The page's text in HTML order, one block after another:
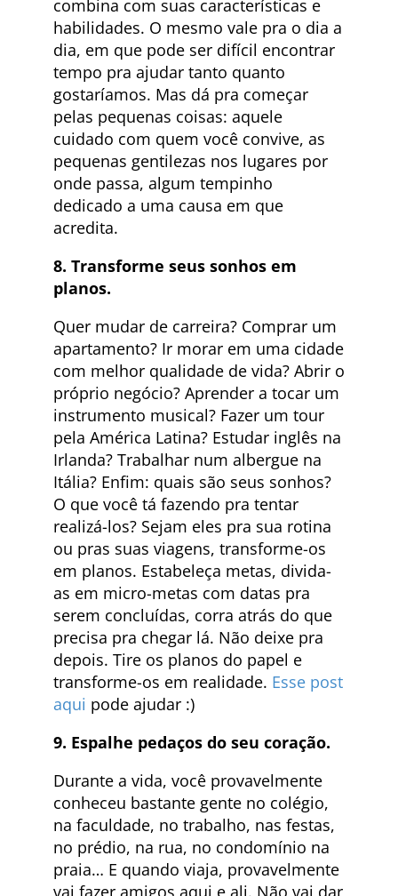
combina com suas características e
habilidades. O mesmo vale pra o dia a
dia, em que pode ser difícil encontrar
tempo pra ajudar tanto quanto
gostaríamos. Mas dá pra começar
pelas pequenas coisas: aquele
cuidado com quem você convive, as
pequenas gentilezas nos lugares por
onde passa, algum tempinho
dedicado a uma causa em que
acredita.
8. Transforme seus sonhos em
planos.
Quer mudar de carreira? Comprar um
apartamento? Ir morar em uma cidade
com melhor qualidade de vida? Abrir o
próprio negócio? Aprender a tocar um
instrumento musical? Fazer um tour
pela América Latina? Estudar inglês na
Irlanda? Trabalhar num albergue na
Itália? Enfim: quais são seus sonhos?
O que você tá fazendo pra tentar
realizá-los? Sejam eles pra sua rotina
ou pras suas viagens, transforme-os
em planos. Estabeleça metas, divida-
as em micro-metas com datas pra
serem concluídas, corra atrás do que
precisa pra chegar lá. Não deixe pra
depois. Tire os planos do papel e
transforme-os em realidade. Esse post
aqui pode ajudar :)
9. Espalhe pedaços do seu coração.
Durante a vida, você provavelmente
conheceu bastante gente no colégio,
na faculdade, no trabalho, nas festas,
no prédio, na rua, no condomínio na
praia… E quando viaja, provavelmente
vai fazer amigos aqui e ali. Não vai dar